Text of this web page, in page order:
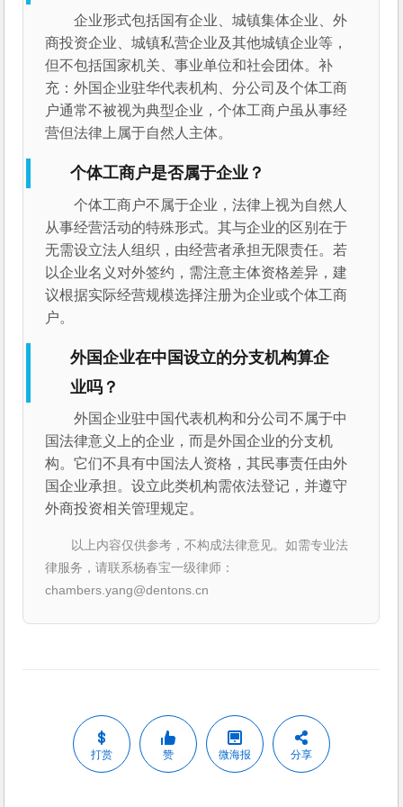
企业形式包括国有企业、城镇集体企业、外
商投资企业、城镇私营企业及其他城镇企业等，
但不包括国家机关、事业单位和社会团体。补
充：外国企业驻华代表机构、分公司及个体工商
户通常不被视为典型企业，个体工商户虽从事经
营但法律上属于自然人主体。
个体工商户是否属于企业？
个体工商户不属于企业，法律上视为自然人
从事经营活动的特殊形式。其与企业的区别在于
无需设立法人组织，由经营者承担无限责任。若
以企业名义对外签约，需注意主体资格差异，建
议根据实际经营规模选择注册为企业或个体工商
户。
外国企业在中国设立的分支机构算企
业吗？
外国企业驻中国代表机构和分公司不属于中
国法律意义上的企业，而是外国企业的分支机
构。它们不具有中国法人资格，其民事责任由外
国企业承担。设立此类机构需依法登记，并遵守
外商投资相关管理规定。
以上内容仅供参考，不构成法律意见。如需专业法
律服务，请联系杨春宝一级律师：
chambers.yang@dentons.cn
打赏 赞 微海报 分享